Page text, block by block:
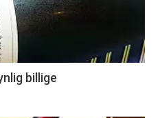
billige